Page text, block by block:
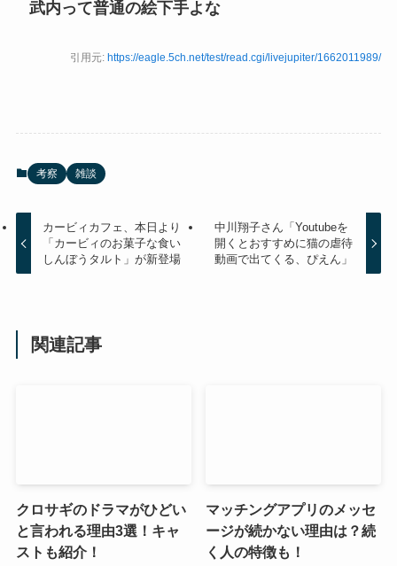
武内って普通の絵下手よな
引用元:https://eagle.5ch.net/test/read.cgi/livejupiter/1662011989/
考察 雑談
カービィカフェ、本日より
「カービィのお菓子な食い
しんぼうタルト」が新登場
中川翔子さん「Youtubeを
開くとおすすめに猫の虐待
動画で出てくる、ぴえん」
関連記事
クロサギのドラマがひどい
と言われる理由3選！キャ
ストも紹介！
マッチングアプリのメッセ
ージが続かない理由は？続
く人の特徴も！